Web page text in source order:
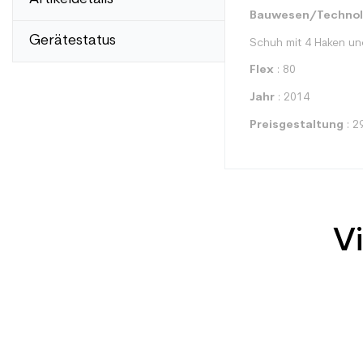
Gerätestatus
Bauwesen/
Schuh mit 4 Haken
Flex : 80
Jahr: 2014
Preisgestaltung :